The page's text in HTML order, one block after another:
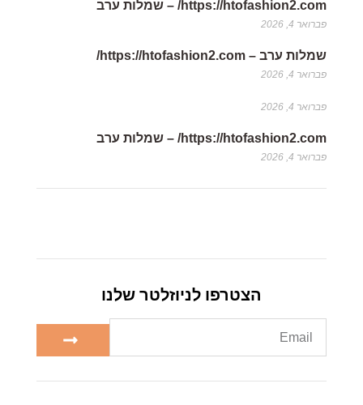
https://htofashion2.com/ – שמלות ערב
פברואר 4, 2026
שמלות ערב – https://htofashion2.com/
פברואר 4, 2026
פברואר 4, 2026
https://htofashion2.com/ – שמלות ערב
פברואר 4, 2026
הצטרפו לניוזלטר שלנו